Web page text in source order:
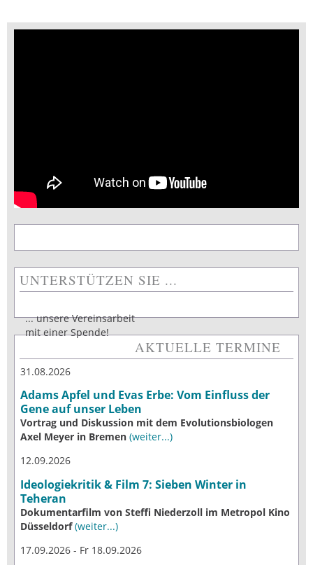
UNTERSTÜTZEN SIE ...
... unsere Vereinsarbeit
mit einer Spende!
AKTUELLE TERMINE
31.08.2026
Adams Apfel und Evas Erbe: Vom Einfluss der
Gene auf unser Leben
Vortrag und Diskussion mit dem Evolutionsbiologen
Axel Meyer in Bremen (weiter...)
12.09.2026
Ideologiekritik & Film 7: Sieben Winter in
Teheran
Dokumentarfilm von Steffi Niederzoll im Metropol Kino
Düsseldorf(weiter...)
17.09.2026 - Fr 18.09.2026